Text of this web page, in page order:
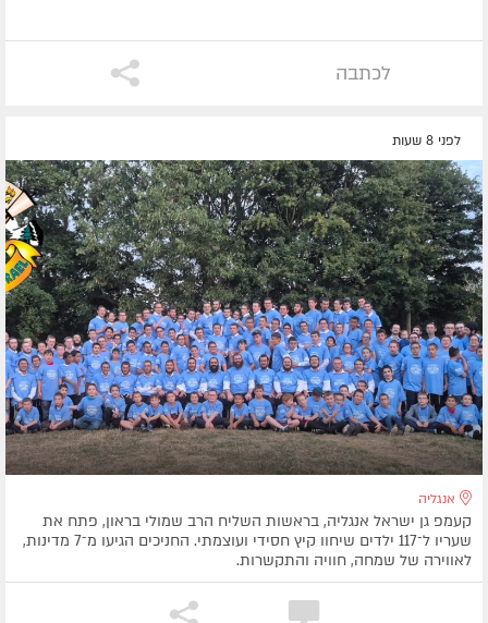
לכתבה
לפני 8 שעות
אנגליה
קעמפ גן ישראל אנגליה, בראשות השליח הרב שמולי בראון, פתח את
שעריו ל־117 ילדים שיחוו קיץ חסידי ועוצמתי. החניכים הגיעו מ־7 מדינות,
לאווירה של שמחה, חוויה והתקשרות.